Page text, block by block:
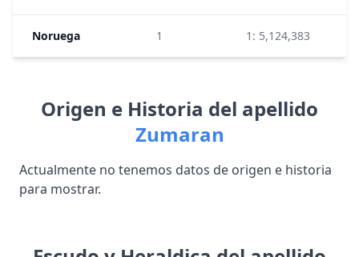
Noruega 1 1: 5,124,383
Origen e Historia del apellido
Zumaran
Actualmente no tenemos datos de origen e historia
para mostrar.